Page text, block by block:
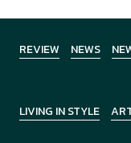
REVIEW NEWS
LIVING IN STYLE